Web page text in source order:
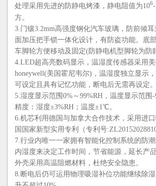
处理采用先进的防静电烤漆，静电阻值为106
方。
3.门镶3.2mm高强度钢化汽车玻璃，防前倾
面加压把手锁一体化设计，有防盗功能。底
车脚轮方便移动及固定(防静电机型脚轮为防
4.LED超高亮数码显示，温湿度传感器采用
honeywell(美国霍尼韦尔)，温湿度独立显示
可设定且具有记忆功能，断电后无需再设定。
5.湿度显示范围0%～99%RH，温度显示范
精度：湿度±3%RH；温度±1℃。
6.机芯利用德国与加拿大合作技术，采用进
国国家新型实用专利（专利号
7.行业内唯一一家拥有智能化控制系统的防
内湿度来决定工作时间，节省能源，延长产
外壳采用高温阻燃材料，杜绝安全隐患。
8.断电后仍可运用物理吸湿补位功能继续除